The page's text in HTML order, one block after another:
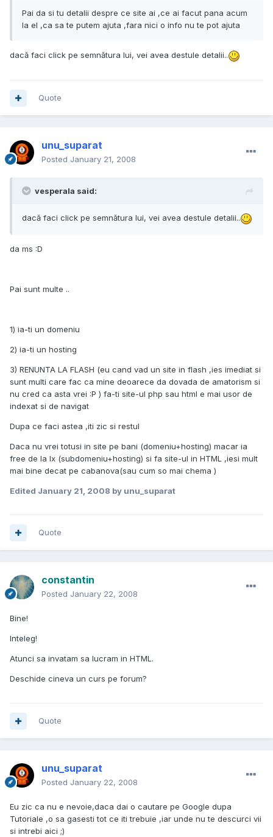
Pai da si tu detalii despre ce site ai ,ce ai facut pana acum
la el ,ca sa te putem ajuta ,fara nici o info nu te pot ajuta
dacă faci click pe semnătura lui, vei avea destule detalii..
Quote
unu_suparat
Posted January 21, 2008
vesperala said:
dacă faci click pe semnătura lui, vei avea destule detalii..
da ms :D
Pai sunt multe ..
1) ia-ti un domeniu
2) ia-ti un hosting
3) RENUNTA LA FLASH (eu cand vad un site in flash ,ies imediat si
sunt multi care fac ca mine deoarece da dovada de amatorism si
nu cred ca asta vrei :P ) fa-ti site-ul php sau html e mai usor de
indexat si de navigat
Dupa ce faci astea ,iti zic si restul
Daca nu vrei totusi in site pe bani (domeniu+hosting) macar ia
free de la lx (subdomeniu+hosting) si fa site-ul in HTML ,iesi mult
mai bine decat pe cabanova(sau cum so mai chema )
Edited January 21, 2008 by unu_suparat
Quote
constantin
Posted January 22, 2008
Bine!
Inteleg!
Atunci sa invatam sa lucram in HTML.
Deschide cineva un curs pe forum?
Quote
unu_suparat
Posted January 22, 2008
Eu zic ca nu e nevoie,daca dai o cautare pe Google dupa
Tutoriale ,o sa gasesti tot ce iti trebuie ,iar unde nu te descurci vii
si intrebi aici ;)